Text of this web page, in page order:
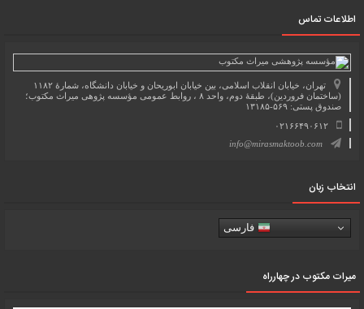
اطلاعات تماس
تهران، خیابان انقلاب اسلامی، بین خیابان ابوریحان و خیابان دانشگاه، شمارۀ ۱۱۸۲
(ساختمان فروردین)، طبقۀ دوم، واحد ۸ ، روابط عمومی مؤسسه پژوهی میراث مکتوب؛
صندوق پستی: ۵۶۹-۱۳۱۸۵
۰۲۱۶۶۴۹۰۶۱۲
info@mirasmaktoob.com
انتخاب زبان
فارسی
میرات مکتوب در چهارراه